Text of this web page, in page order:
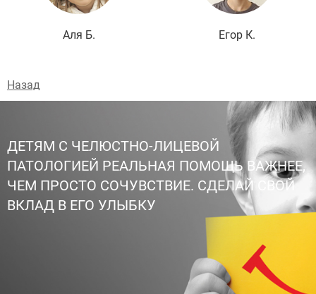
Аля Б. Егор К.
Назад
ДЕТЯМ С ЧЕЛЮСТНО-ЛИЦЕВОЙ
ПАТОЛОГИЕЙ РЕАЛЬНАЯ ПОМОЩЬ ВАЖНЕЕ,
ЧЕМ ПРОСТО СОЧУВСТВИЕ. СДЕЛАЙ СВОЙ
ВКЛАД В ЕГО УЛЫБКУ